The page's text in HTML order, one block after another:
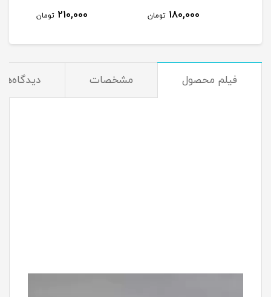
180,000 تومان 210,000 تومان
فیلم محصول مشخصات دیدگاه‌ها